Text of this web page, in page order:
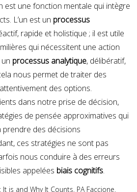
une fonction mentale qui intègre
L’un est un processus
rapide et holistique ; il est utile
qui nécessitent une action
processus analytique, délibératif,
nous permet de traiter des
des options.
dans notre prise de décision,
de pensée approximatives qui
des décisions
ces stratégies ne sont pas
nous conduire à des erreurs
appelées biais cognitifs.
is and Why It Counts. PA Faccione.